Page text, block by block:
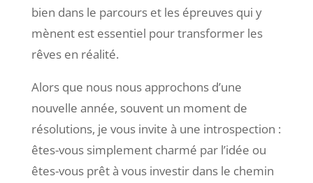
bien dans le parcours et les épreuves qui y
mènent est essentiel pour transformer les
rêves en réalité.
Alors que nous nous approchons d’une
nouvelle année, souvent un moment de
résolutions, je vous invite à une introspection :
êtes-vous simplement charmé par l’idée ou
êtes-vous prêt à vous investir dans le chemin